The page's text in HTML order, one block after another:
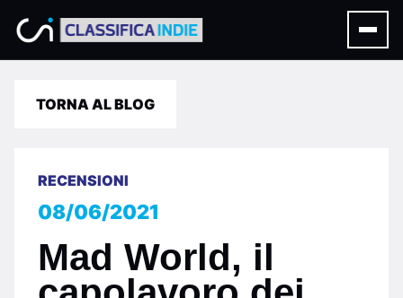
TORNA AL BLOG
RECENSIONI
08/06/2021
Mad World, il